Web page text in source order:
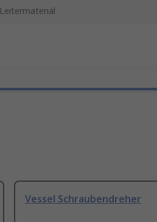
Leitermaterial
Vessel Schraubendreher